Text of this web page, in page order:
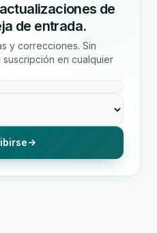
de
de entrada.
y correcciones. Sin
en cualquier